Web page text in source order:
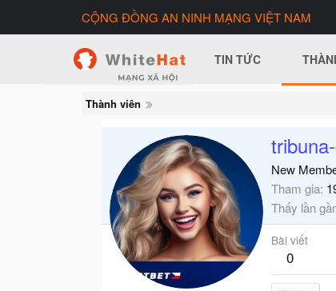
CỘNG ĐỒNG AN NINH MẠNG VIỆT NAM
TIN TỨC
Thành viên
New
Tham gia
Thấy lần
Bài viết
0